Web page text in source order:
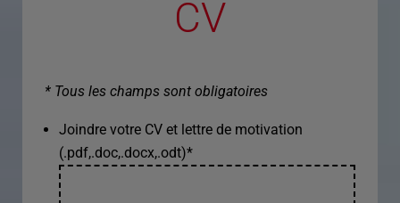
CV
* Tous les champs sont obligatoires
Joindre votre CV et lettre de motivation
(.pdf,.doc,.docx,.odt)*